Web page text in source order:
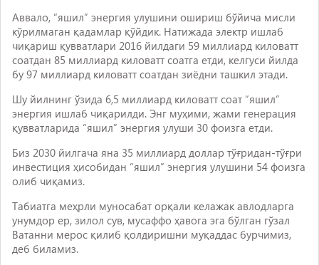
Аввало, “яшил” энергия улушини ошириш бўйича мисли
кўрилмаган қадамлар қўйдик. Натижада электр ишлаб
чиқариш қувватлари 2016 йилдаги 59 миллиард киловатт
соатдан 85 миллиард киловатт соатга етди, келгуси йилда
бу 97 миллиард киловатт соатдан зиёдни ташкил этади.
Шу йилнинг ўзида 6,5 миллиард киловатт соат “яшил”
энергия ишлаб чиқарилди. Энг муҳими, жами генерация
қувватларида “яшил” энергия улуши 30 фоизга етди.
Биз 2030 йилгача яна 35 миллиард доллар тўғридан-тўғри
инвестиция ҳисобидан “яшил” энергия улушини 54 фоизга
олиб чиқамиз.
Табиатга меҳрли муносабат орқали келажак авлодларга
унумдор ер, зилол сув, мусаффо ҳавога эга бўлган гўзал
Ватанни мерос қилиб қолдиришни муқаддас бурчимиз,
деб биламиз.